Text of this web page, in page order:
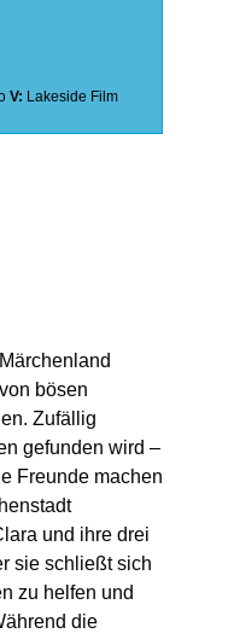
V: Lakeside Film
bösen
Zufällig
gefunden wird –
Freunde machen
und ihre drei
sie schließt sich
zu helfen und
die